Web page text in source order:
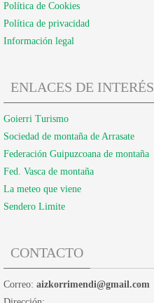
Política de Cookies
Política de privacidad
Información legal
ENLACES DE INTERÉS
Goierri Turismo
Sociedad de montaña de Arrasate
Federación Guipuzcoana de montaña
Fed. Vasca de montaña
La meteo que viene
Sendero Limite
CONTACTO
Correo: aizkorrimendi@gmail.com